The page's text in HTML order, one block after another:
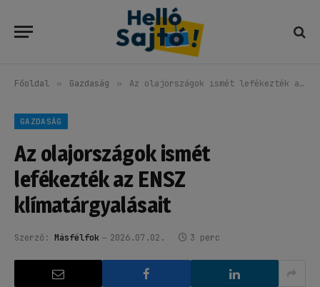
Főoldal » Gazdaság » Az olajországok ismét lefékezték az ENSZ klímatárgyalásait
GAZDASÁG
Az olajországok ismét
lefékezték az ENSZ
klímatárgyalásait
Szerző: Másfélfok 2026.07.02. 3 perc